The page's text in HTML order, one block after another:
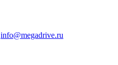
info@megadrive.ru